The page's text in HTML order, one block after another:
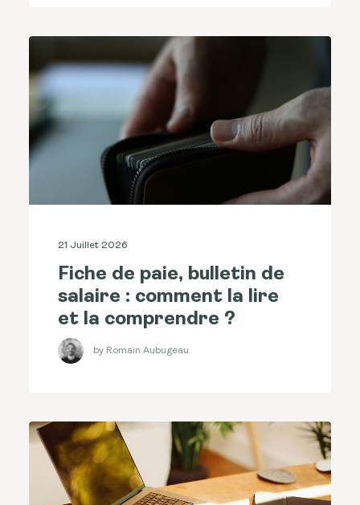
21 Juillet 2026
Fiche de paie, bulletin de
salaire : comment la lire
et la comprendre ?
by Romain Aubugeau